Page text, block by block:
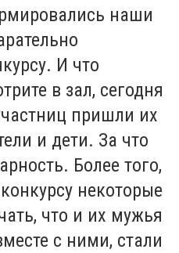
наши
И что
в зал, сегодня
пришли их
и дети. За что
Более того,
некоторые
что и их мужья
с ними, стали